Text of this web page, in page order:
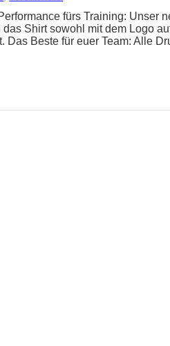
fürs Training: Unser
Shirt sowohl mit dem Logo
Das Beste für euer Team: Alle